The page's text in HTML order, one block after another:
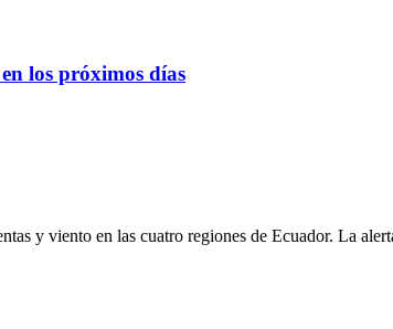
los próximos días
y viento en las cuatro regiones de Ecuador. La